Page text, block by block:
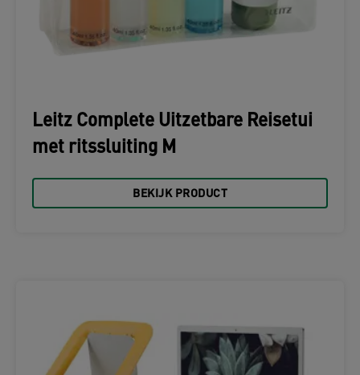
Leitz Complete Uitzetbare Reisetui
met ritssluiting M
BEKIJK PRODUCT